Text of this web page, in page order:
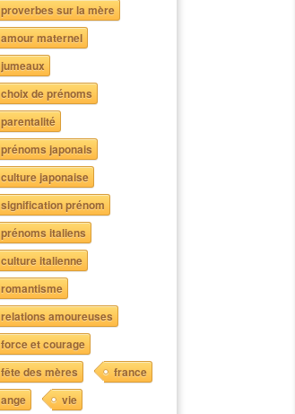
proverbes sur la mère
amour maternel
jumeaux
choix de prénoms
parentalité
prénoms japonais
culture japonaise
signification prénom
prénoms italiens
culture italienne
romantisme
relations amoureuses
force et courage
fête des mères
france
ange
vie